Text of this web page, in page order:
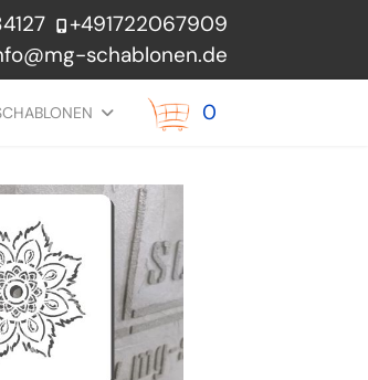
+491722067909
schablonen.de
0